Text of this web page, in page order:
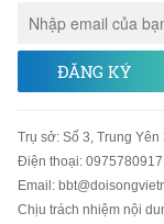
ĐĂNG KÝ
Trụ sở: Số 3, Trung
Điện thoại: 0975780917
Email :
Chịu trách nhiệm nội